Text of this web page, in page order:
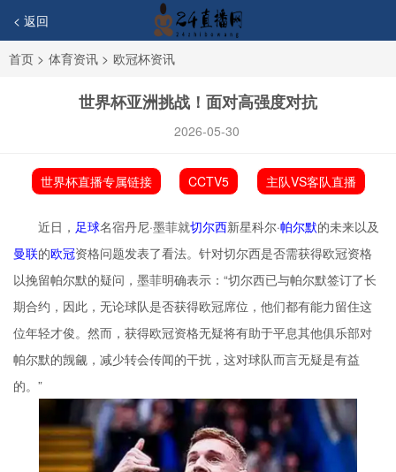
< 返回
首页 > 体育资讯 > 欧冠杯资讯
世界杯亚洲挑战！面对高强度对抗
2026-05-30
世界杯直播专属链接 CCTV5 主队VS客队直播
近日， 足球名宿丹尼·墨菲就切尔西新星科尔·帕尔默的未来以及
曼联的欧冠资格问题发表了看法。针对切尔西是否需获得欧冠资格
以挽留帕尔默的疑问，墨菲明确表示：“切尔西已与帕尔默签订了长
期合约，因此，无论球队是否获得欧冠席位，他们都有能力留住这
位年轻才俊。然而，获得欧冠资格无疑将有助于平息其他俱乐部对
帕尔默的觊觎，减少转会传闻的干扰，这对球队而言无疑是有益
的。”